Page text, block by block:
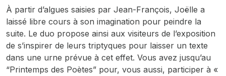
À partir d’algues saisies par Jean-François, Joëlle a
laissé libre cours à son imagination pour peindre la
suite. Le duo propose ainsi aux visiteurs de l’exposition
de s’inspirer de leurs triptyques pour laisser un texte
dans une urne prévue à cet effet. Vous avez jusqu’au
“Printemps des Poètes” pour, vous aussi, participer à «